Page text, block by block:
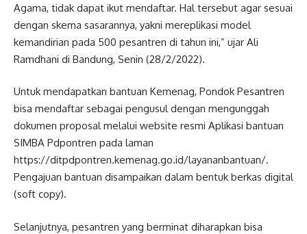
Agama, tidak dapat ikut mendaftar. Hal tersebut agar sesuai
dengan skema sasarannya, yakni mereplikasi model
kemandirian pada 500 pesantren di tahun ini,” ujar Ali
Ramdhani di Bandung, Senin (28/2/2022).
Untuk mendapatkan bantuan Kemenag, Pondok Pesantren
bisa mendaftar sebagai pengusul dengan mengunggah
dokumen proposal melalui website resmi Aplikasi bantuan
SIMBA Pdpontren pada laman
https://ditpdpontren.kemenag.go.id/layananbantuan/.
Pengajuan bantuan disampaikan dalam bentuk berkas digital
(soft copy).
Selanjutnya, pesantren yang berminat diharapkan bisa